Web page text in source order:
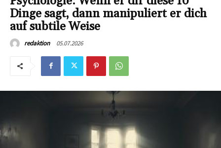
Dinge sagt, dann manipuliert er dich
auf subtile Weise
redaktion 05.07.2026